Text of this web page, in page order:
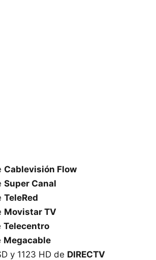
Cablevisión Flow
Super Canal
TeleRed
Movistar TV
Telecentro
Megacable
y 1123 HD de DIRECTV